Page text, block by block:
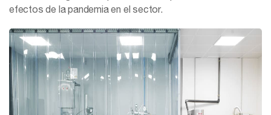
efectos de la pandemia en el sector.